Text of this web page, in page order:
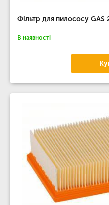
Фільтр для пилососу GAS
В наявності